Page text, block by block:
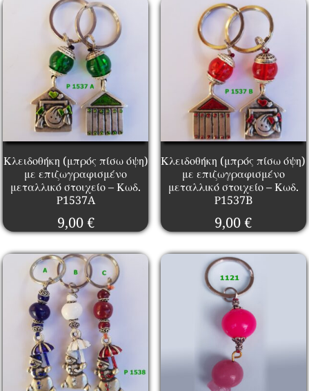
Κλειδοθήκη (μπρός πίσω όψη)
με επιζωγραφισμένο
μεταλλικό στοιχείο – Κωδ.
Ρ1537A
9,00€
Κλειδοθήκη (μπρός πίσω όψη)
με επιζωγραφισμένο
μεταλλικό στοιχείο – Κωδ.
Ρ1537B
9,00€